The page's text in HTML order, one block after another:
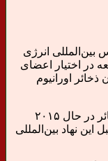
بین‌المللی انرژی
در اختیار اعضای
اورانیوم
در گزارش آژانس تصریح شده میزان این ذخائر در حال ۲۰۱۵
نهاد بین‌المللی